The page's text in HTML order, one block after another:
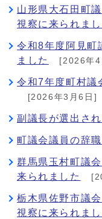
山形県大石田町
視察に来られまし
令和8年度阿見町
ました
[2026年4
令和7年度町村議
[2026年3月6日]
副議長が選出さ
町議会議員の辞
群馬県玉村町議
来られました
栃木県佐野市議
視察に来られまし